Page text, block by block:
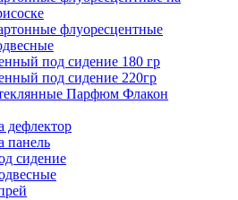
флуоресцентные
под сидение 180 гр
под сидение 220гр
Парфюм Флакон
дефлектор
панель
сидение